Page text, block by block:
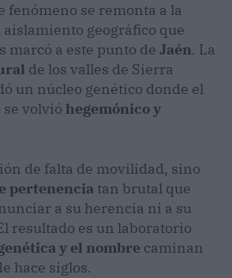
fenómeno se remonta a la
geográfico que
marcó a este punto de Jaén. La
de los valles de Sierra
un núcleo genético donde el
volvió hegemónico y
de falta de movilidad, sino
pertenencia tan brutal que
a su herencia ni a su
resultado es un laboratorio
y el nombre caminan
hace siglos.